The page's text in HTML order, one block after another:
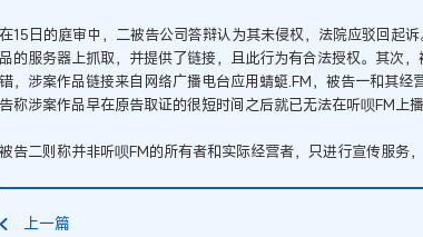
在15日的庭审中，二被告公司答辩认为其未侵权，法院应驳回起
品的服务器上抓取，并提供了链接，且此行为有合法授权。其次
错，涉案作品链接来自网络广播电台应用蜻蜓.FM，被告一和其经
告称涉案作品早在原告取证的很短时间之后就已无法在听呗FM上
被告二则称并非听呗FM的所有者和实际经营者，只进行宣传服务
上一篇